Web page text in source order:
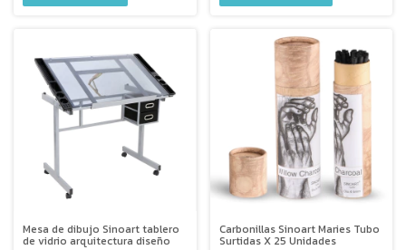
Mesa de dibujo Sinoart tablero
de vidrio arquitectura diseño
Carbonillas Sinoart Maries Tubo
Surtidas X 25 Unidades